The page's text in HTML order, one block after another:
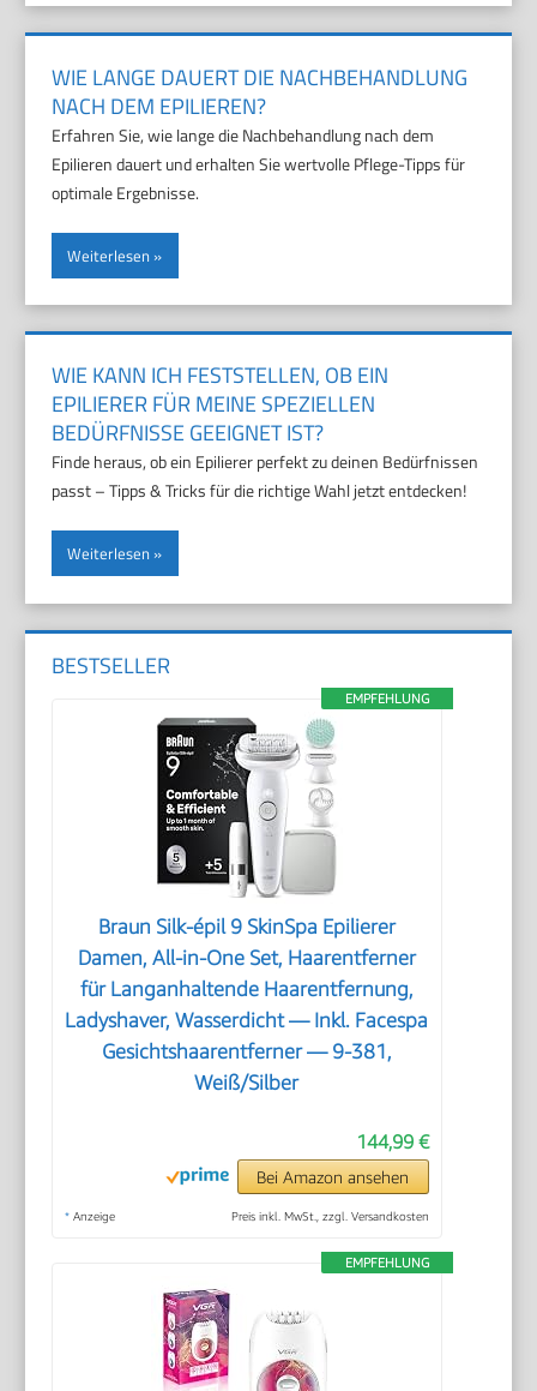
WIE LANGE DAUERT DIE NACHBEHANDLUNG
NACH DEM EPILIEREN?
Erfahren Sie, wie lange die Nachbehandlung nach dem
Epilieren dauert und erhalten Sie wertvolle Pflege-Tipps für
optimale Ergebnisse.
Weiterlesen
WIE KANN ICH FESTSTELLEN, OB EIN
EPILIERER FÜR MEINE SPEZIELLEN
BEDÜRFNISSE GEEIGNET IST?
Finde heraus, ob ein Epilierer perfekt zu deinen Bedürfnissen
passt – Tipps & Tricks für die richtige Wahl jetzt entdecken!
Weiterlesen
BESTSELLER
EMPFEHLUNG
Braun Silk-épil 9 SkinSpa Epilierer
Damen, All-in-One Set, Haarentferner
für Langanhaltende Haarentfernung,
Ladyshaver, Wasserdicht — Inkl. Facespa
Gesichtshaarentferner — 9-381,
Weiß/Silber
144,99 €
Bei Amazon ansehen
* Anzeige Preis inkl. MwSt., zzgl. Versandkosten
EMPFEHLUNG